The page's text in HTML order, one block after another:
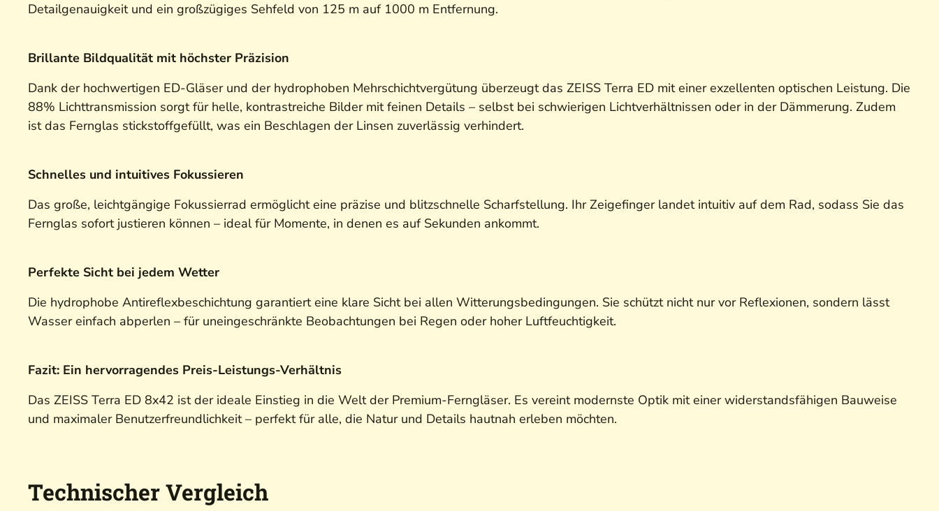
Detailgenauigkeit und ein großzügiges Sehfeld von 125 m auf 1000 m Entfernung.
Brillante Bildqualität mit höchster Präzision
Dank der hochwertigen ED-Gläser und der hydrophoben Mehrschichtvergütung überzeugt das ZEISS Terra ED mit einer exzellenten optischen Leistung. Die
88% Lichttransmission sorgt für helle, kontrastreiche Bilder mit feinen Details – selbst bei schwierigen Lichtverhältnissen oder in der Dämmerung. Zudem
ist das Fernglas stickstoffgefüllt, was ein Beschlagen der Linsen zuverlässig verhindert.
Schnelles und intuitives Fokussieren
Das große, leichtgängige Fokussierrad ermöglicht eine präzise und blitzschnelle Scharfstellung. Ihr Zeigefinger landet intuitiv auf dem Rad, sodass Sie das
Fernglas sofort justieren können – ideal für Momente, in denen es auf Sekunden ankommt.
Perfekte Sicht bei jedem Wetter
Die hydrophobe Antireflexbeschichtung garantiert eine klare Sicht bei allen Witterungsbedingungen. Sie schützt nicht nur vor Reflexionen, sondern lässt
Wasser einfach abperlen – für uneingeschränkte Beobachtungen bei Regen oder hoher Luftfeuchtigkeit.
Fazit: Ein hervorragendes Preis-Leistungs-Verhältnis
Das ZEISS Terra ED 8x42 ist der ideale Einstieg in die Welt der Premium-Ferngläser. Es vereint modernste Optik mit einer widerstandsfähigen Bauweise
und maximaler Benutzerfreundlichkeit – perfekt für alle, die Natur und Details hautnah erleben möchten.
Technischer Vergleich